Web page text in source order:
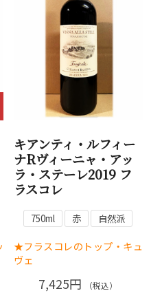
キアンティ・ルフィー
ナRヴィーニャ・アッ
ラ・ステーレ2019 フ
ラスコレ
750ml 赤 自然派
★フラスコレのトップ・キュ
ヴェ
7,425円 （税込）